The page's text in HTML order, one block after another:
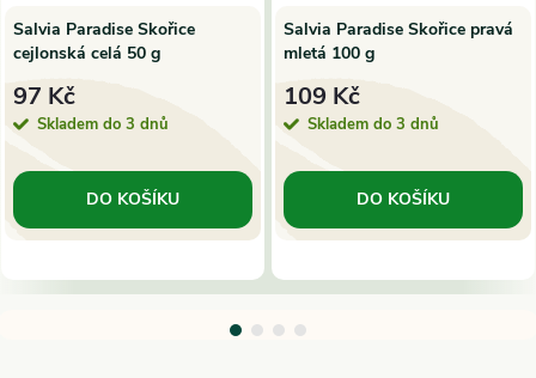
Salvia Paradise Skořice
cejlonská celá 50 g
97 Kč
Skladem do 3 dnů
DO KOŠÍKU
Salvia Paradise Skořice pravá
mletá 100 g
109 Kč
Skladem do 3 dnů
DO KOŠÍKU